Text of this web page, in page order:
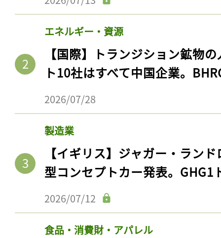
エネルギー・資源
【国際】トランジション鉱物
ト10社はすべて中国企業。
2026/07/28
製造業
【イギリス】ジャガー・ラン
型コンセプトカー発表。GHG1
2026/07/12
食品・消費財・アパレル